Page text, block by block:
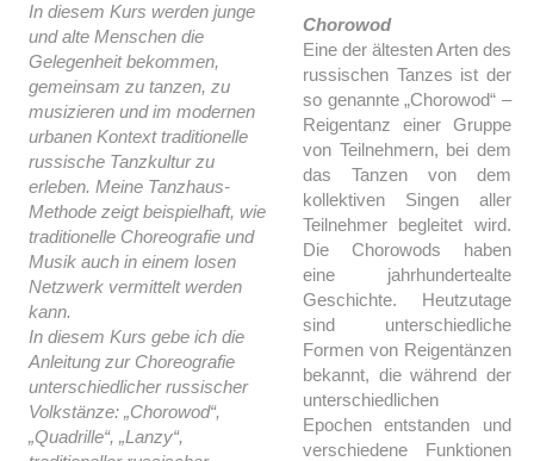
In diesem Kurs werden junge
und alte Menschen die
Gelegenheit bekommen,
gemeinsam zu tanzen, zu
musizieren und im modernen
urbanen Kontext traditionelle
russische Tanzkultur zu
erleben. Meine Tanzhaus-
Methode zeigt beispielhaft, wie
traditionelle Choreografie und
Musik auch in einem losen
Netzwerk vermittelt werden
kann.
In diesem Kurs gebe ich die
Anleitung zur Choreografie
unterschiedlicher russischer
Volkstänze: „Chorowod“,
„Quadrille“, „Lanzy“,
Chorowod
Eine der ältesten Arten des
russischen Tanzes ist der
so genannte „Chorowod“ –
Reigentanz einer Gruppe
von Teilnehmern, bei dem
das Tanzen von dem
kollektiven Singen aller
Teilnehmer begleitet wird.
Die Chorowods haben
eine jahrhundertealte
Geschichte. Heutzutage
sind unterschiedliche
Formen von Reigentänzen
bekannt, die während der
unterschiedlichen
Epochen entstanden und
verschiedene Funktionen